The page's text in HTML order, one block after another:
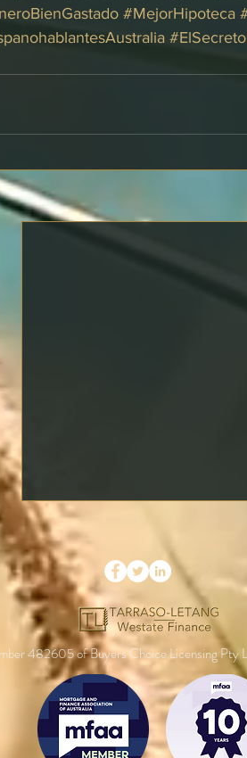
#MejorHipoteca
¿Qué es un “rate lock” y vale
la pena usarlo?
482605 of Buyers Choice Licensing